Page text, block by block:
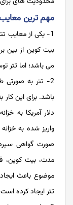
مهم ترین
1- یکی از معایب
بیت کوین از بین
می باشد؛ اما تتر
2- تتر به صورتی
باشد. برای این
دلار آمریکا به
واریز شده به
صورت گواهی
مدت، بیت کوین،
موضوع باعث
تتر ایجاد کرده